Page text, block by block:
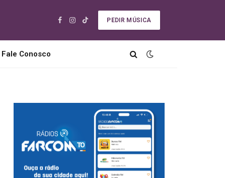
Facebook
Instagram
TikTok
PEDIR MÚSICA
Fale Conosco